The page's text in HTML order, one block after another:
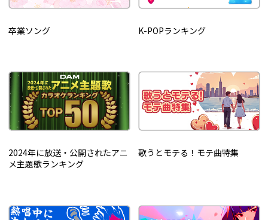
卒業ソング K-POPランキング
2024年に放送・公開されたアニ
メ主題歌ランキング
歌うとモテる！モテ曲特集